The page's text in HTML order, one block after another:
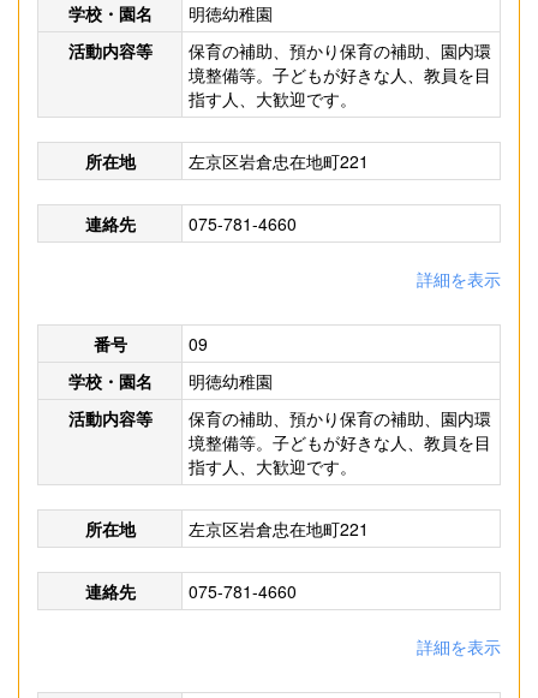
学校・園名
明徳幼稚園
活動内容等
保育の補助、預かり保育の補助、園内環
境整備等。子どもが好きな人、教員を目
指す人、大歓迎です。
所在地 左京区岩倉忠在地町221
連絡先 075-781-4660
詳細を表示
番号
09
学校・園名
明徳幼稚園
活動内容等
保育の補助、預かり保育の補助、園内環
境整備等。子どもが好きな人、教員を目
指す人、大歓迎です。
所在地 左京区岩倉忠在地町221
連絡先 075-781-4660
詳細を表示